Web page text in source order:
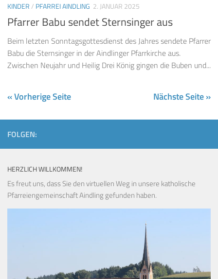
KINDER/ PFARREI AINDLING 2. JANUAR 2025
Pfarrer Babu sendet Sternsinger aus
Beim letzten Sonntagsgottesdienst des Jahres sendete Pfarrer
Babu die Sternsinger in der Aindlinger Pfarrkirche aus.
Zwischen Neujahr und Heilig Drei König gingen die Buben und...
« Vorherige Seite Nächste Seite »
FOLGEN:
HERZLICH WILLKOMMEN!
Es freut uns, dass Sie den virtuellen Weg in unsere katholische
Pfarreiengemeinschaft Aindling gefunden haben.